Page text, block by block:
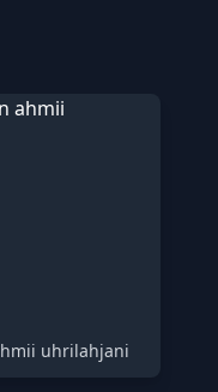
uhrilahjani